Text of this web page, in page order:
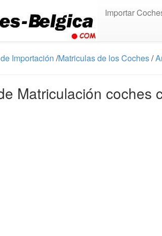
Importar
Importación /Matriculas de los Coches/
Matriculación coches